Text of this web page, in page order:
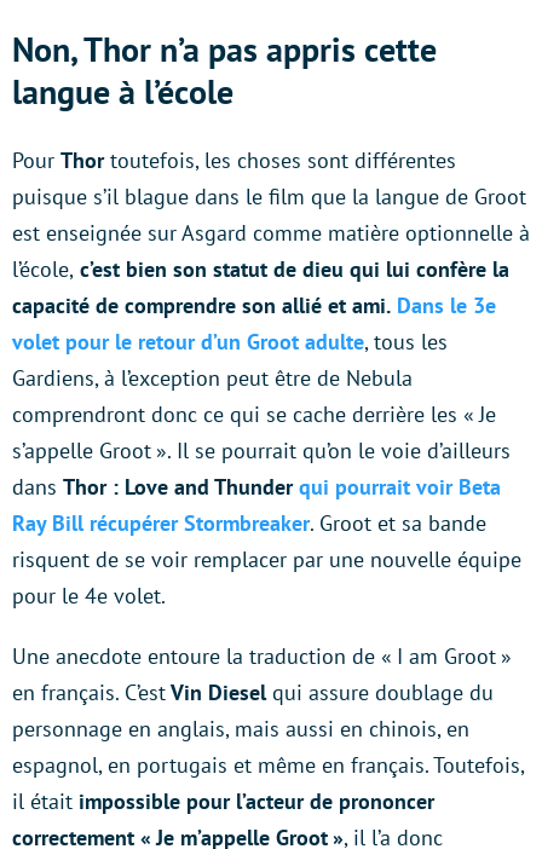
Non, Thor n’a pas appris cette
langue à l’école
Pour Thortoutefois, les choses sont différentes
puisque s’il blague dans le film que la langue de Groot
est enseignée sur Asgard comme matière optionnelle à
l’école, c’est bien son statut de dieu qui lui confère la
capacité de comprendre son allié et ami. Dans le 3e
volet pour le retour d’un Groot adulte, tous les
Gardiens, à l’exception peut être de Nebula
comprendront donc ce qui se cache derrière les « Je
s’appelle Groot ». Il se pourrait qu’on le voie d’ailleurs
dans Thor : Love and Thunderqui pourrait voir Beta
Ray Bill récupérer Stormbreaker. Groot et sa bande
risquent de se voir remplacer par une nouvelle équipe
pour le 4e volet.
Une anecdote entoure la traduction de « I am Groot »
en français. C’estVin Dieselqui assure doublage du
personnage en anglais, mais aussi en chinois, en
espagnol, en portugais et même en français. Toutefois,
il était impossible pour l’acteur de prononcer
correctement « Je m’appelle Groot », il l’a donc